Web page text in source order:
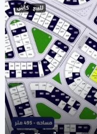
للبيع كاش